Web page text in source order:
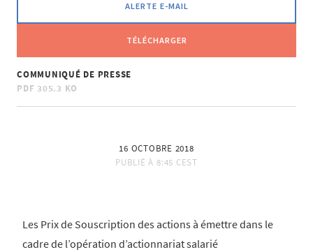
ALERTE E-MAIL
TÉLÉCHARGER
COMMUNIQUÉ DE PRESSE
PDF 305.3 KO
16 OCTOBRE 2018
PUBLIÉ À 8:45 CEST
Les Prix de Souscription des actions à émettre dans le
cadre de l’opération d’actionnariat salarié